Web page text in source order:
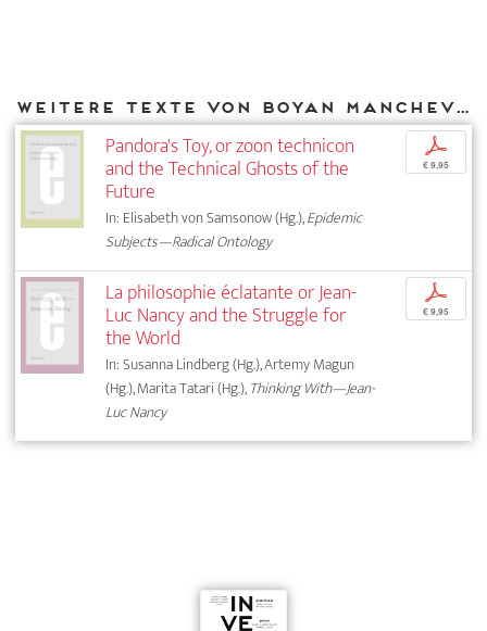
Weitere Texte von Boyan Manchev bei DIAPHANES
Pandora's Toy, or zoon technicon
and the Technical Ghosts of the
Future
In: Elisabeth von Samsonow (Hg.),Epidemic
Subjects—Radical Ontology
p
€ 9,95
La philosophie éclatante or Jean-
Luc Nancy and the Struggle for
the World
In: Susanna Lindberg (Hg.), Artemy Magun
(Hg.), Marita Tatari (Hg.),Thinking With—Jean-
Luc Nancy
p
€ 9,95